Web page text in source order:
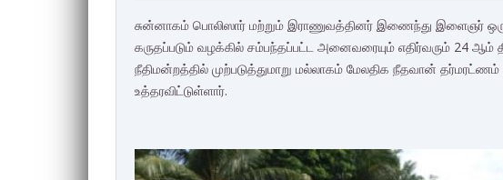
சுன்னாகம் பொலிஸார் மற்றும் இராணுவத்தினர் இணைந்து இளைஞர்
கருதப்படும் வழக்கில் சம்பந்தப்பட்ட அனைவரையும் எதிர்வரும் 24 ஆம்
நீதிமன்றத்தில் முற்படுத்துமாறு மல்லாகம் மேலதிக நீதவான்
உத்தரவிட்டுள்ளார்.